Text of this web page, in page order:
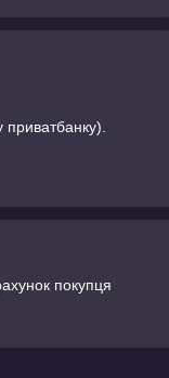
покупця